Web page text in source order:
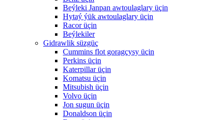
Beýleki Janpan awtoulaglary üçin
Hytaý ýük awtoulaglary üçin
Racor üçin
Beýlekiler
Gidrawlik süzgüç
Cummins flot goragçysy üçin
Perkins üçin
Katerpillar üçin
Komatsu üçin
Mitsubish üçin
Volvo üçin
Jon sugun üçin
Donaldson üçin